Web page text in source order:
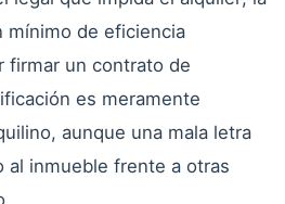
mínimo de eficiencia
firmar un contrato de
es meramente
aunque una mala letra
al inmueble frente a otras